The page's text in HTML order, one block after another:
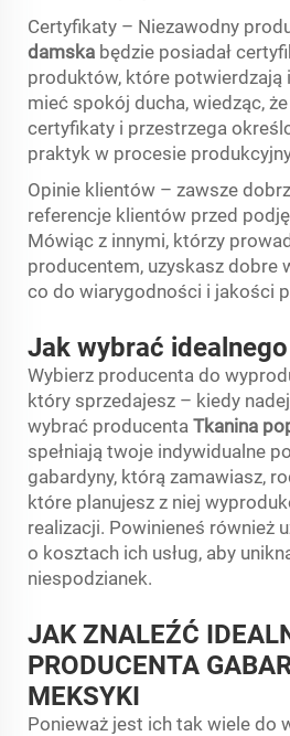
Certyfikaty – Niezawodny
damska będzie posiadał
produktów, które potwierdzają
mieć spokój ducha, wiedząc,
certyfikaty i przestrzega
praktyk w procesie
Opinie klientów – zawsze
referencje klientów przed
Mówiąc z innymi, którzy
producentem, uzyskasz dobre
co do wiarygodności i jakości
Jak wybrać
Wybierz producenta do
który sprzedajesz – kiedy
wybrać producenta Tkanina
spełniają twoje indywidualne
gabardyny, którą zamawiasz,
które planujesz z niej
realizacji. Powinieneś również
o kosztach ich usług, aby
niespodzianek.
JAK ZNALEŹĆ
PRODUCENTA
MEKSYKI
Ponieważ jest ich tak wiele do